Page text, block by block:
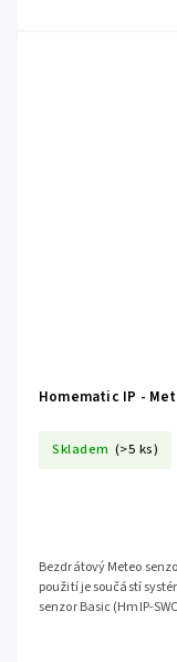
Homematic IP -
Skladem (>5 ks)
Bezdrátový Meteo
použití je součástí
senzor Basic (HmIP-